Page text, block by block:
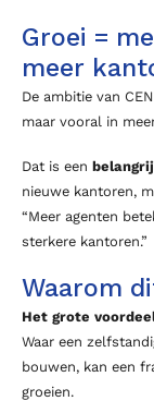
Groei =
meer
De ambitie van
maar vooral in
Dat is een
nieuwe kantoren,
“Meer agenten
sterkere kantoren.”
Waarom
Het grote
Waar een
bouwen, kan een
groeien.